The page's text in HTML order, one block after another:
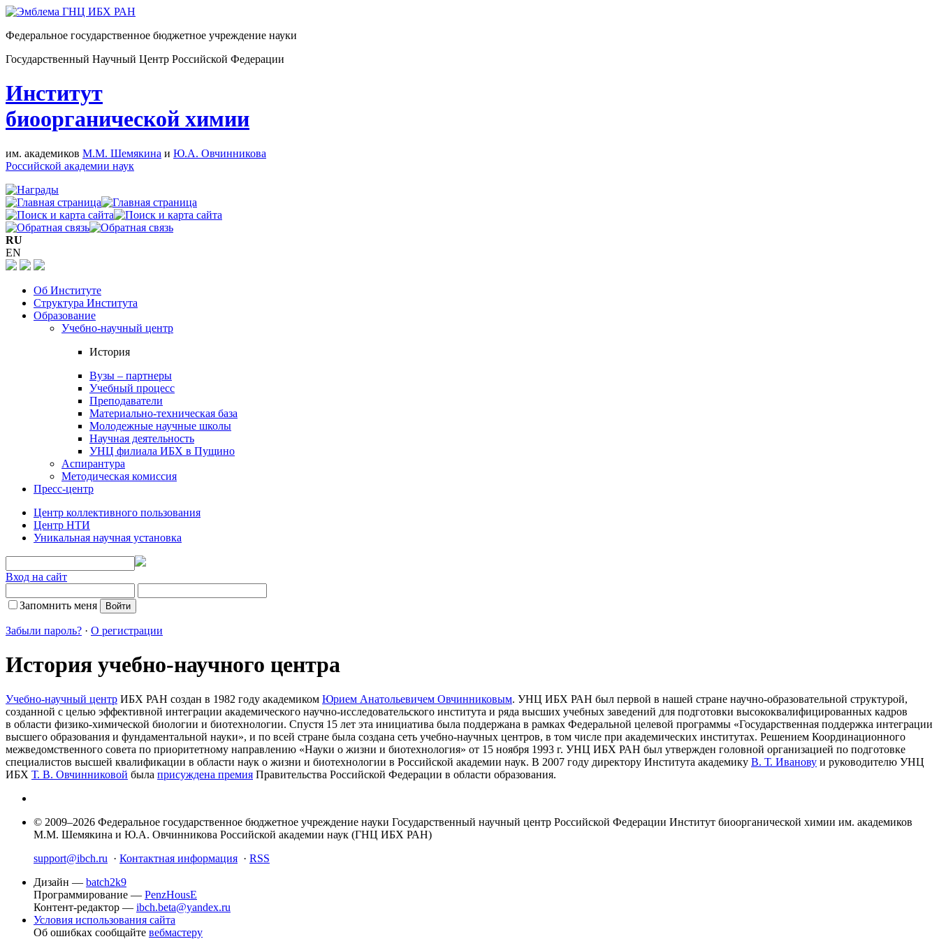
Федеральное государственное бюджетное учреждение науки
Государственный Научный Центр Российской Федерации
Институт
биоорганической химии
им. академиков М.М. Шемякина и Ю.А. Овчинникова
Российской академии наук
RU
EN
Об Институте
Структура Института
Образование
Учебно-научный центр
История
Вузы – партнеры
Учебный процесс
Преподаватели
Материально-техническая база
Молодежные научные школы
Научная деятельность
УНЦ филиала ИБХ в Пущино
Аспирантура
Методическая комиссия
Пресс-центр
Центр коллективного пользования
Центр НТИ
Уникальная научная установка
Вход на сайт
Запомнить меня
Забыли пароль? · О регистрации
История учебно-научного центра
Учебно-научный центр ИБХ РАН создан в 1982 году академиком Юрием Анатольевичем Овчинниковым. УНЦ ИБХ РАН был первой в нашей стране научно-образовательной структурой,
созданной с целью эффективной интеграции академического научно-исследовательского института и ряда высших учебных заведений для подготовки высококвалифицированных кадров
в области физико-химической биологии и биотехнологии. Спустя 15 лет эта инициатива была поддержана в рамках Федеральной целевой программы «Государственная поддержка интеграции
высшего образования и фундаментальной науки», и по всей стране была создана сеть учебно-научных центров, в том числе при академических институтах. Решением Координационного
межведомственного совета по приоритетному направлению «Науки о жизни и биотехнология» от 15 ноября 1993 г. УНЦ ИБХ РАН был утвержден головной организацией по подготовке
специалистов высшей квалификации в области наук о жизни и биотехнологии в Российской академии наук. В 2007 году директору Института академику В. Т. Иванову и руководителю УНЦ
ИБХ Т. В. Овчинниковой была присуждена премия Правительства Российской Федерации в области образования.
© 2009–2026 Федеральное государственное бюджетное учреждение науки Государственный научный центр Российской Федерации Институт биоорганической химии им. академиков
М.М. Шемякина и Ю.А. Овчинникова Российской академии наук (ГНЦ ИБХ РАН)
support@ibch.ru · Контактная информация · RSS
Дизайн — batch2k9
Программирование — PenzHousE
Контент-редактор — ibch.beta@yandex.ru
Условия использования сайта
Об ошибках сообщайте вебмастеру